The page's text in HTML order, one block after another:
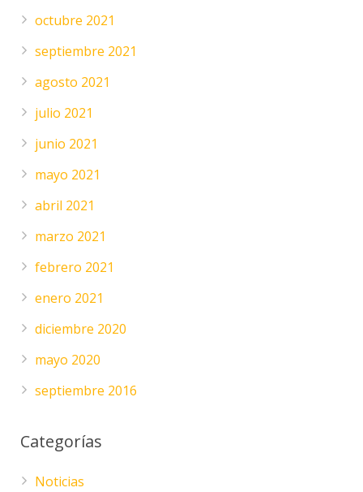
octubre 2021
septiembre 2021
agosto 2021
julio 2021
junio 2021
mayo 2021
abril 2021
marzo 2021
febrero 2021
enero 2021
diciembre 2020
mayo 2020
septiembre 2016
Categorías
Noticias